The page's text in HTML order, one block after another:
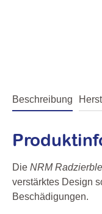
Beschreibung
Die NRM
verstärktes Design
Beschädigungen.